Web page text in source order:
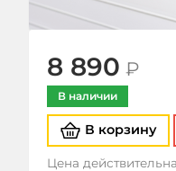
8 890
В наличии
В корзину
Цена